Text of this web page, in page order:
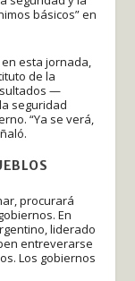
básicos” en
esta jornada,
de la
—
seguridad
“Ya se verá,
procurará
En
liderado
entreverarse
Los gobiernos